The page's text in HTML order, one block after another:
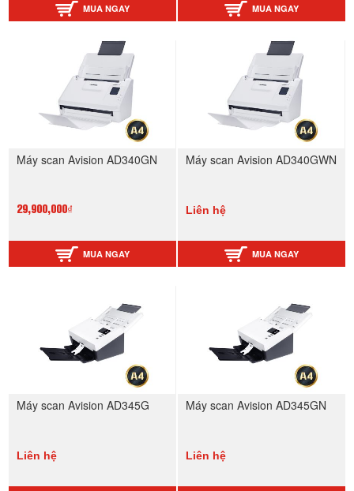
MUA NGAY MUA NGAY
Máy scan Avision AD340GN
29,900,000₫
MUA NGAY
Máy scan Avision AD340GWN
Liên hệ
MUA NGAY
Máy scan Avision AD345G
Liên hệ
Máy scan Avision AD345GN
Liên hệ